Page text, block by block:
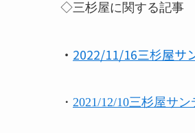
◇三杉屋に関する記事
・ 2022/11/16三杉屋サ
・ 2021/12/10三杉屋サ